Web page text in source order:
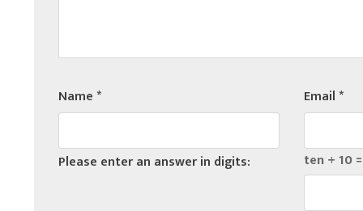
Name* Email*
Please enter an answer in digits: ten + 10 =